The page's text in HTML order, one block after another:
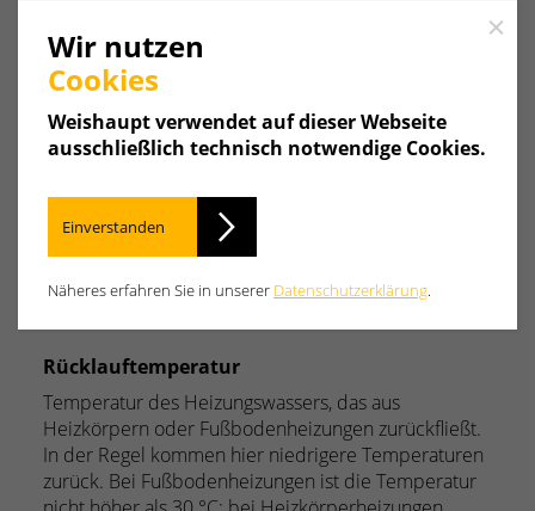
G
H
M
N O P Q
R
Y
Z
Rücklauftemperatur
Temperatur des Heizungswassers, das aus
Heizkörpern oder Fußbodenheizungen zurückfließt.
In der Regel kommen hier niedrigere Temperaturen
zurück. Bei Fußbodenheizungen ist die Temperatur
Close
Wir nutzen
Cookies
Weishaupt verwendet auf dieser Webseite
ausschließlich technisch notwendige Cookies.
Einverstanden
Näheres erfahren Sie in unserer Datenschutzerklärung.